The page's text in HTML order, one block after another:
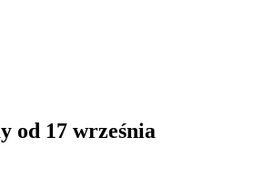
od 17 września